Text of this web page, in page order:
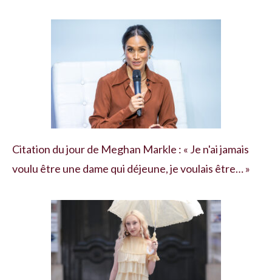
Citation du jour de Meghan Markle : « Je n'ai jamais
voulu être une dame qui déjeune, je voulais être… »